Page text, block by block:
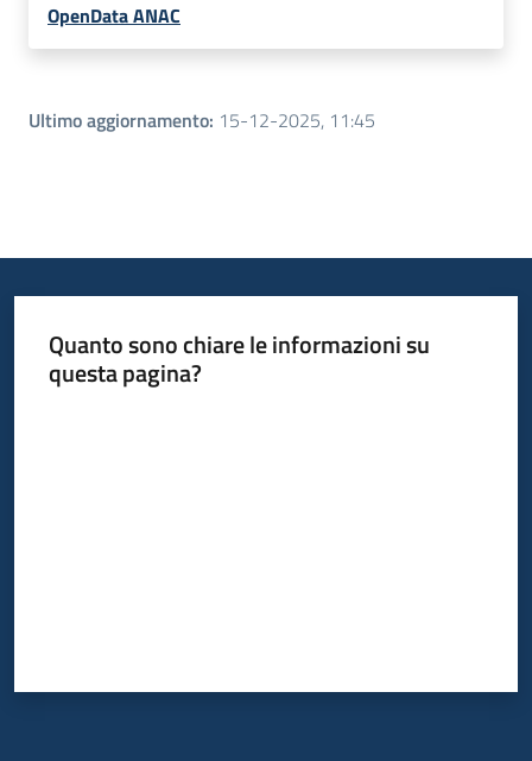
OpenData ANAC
Ultimo aggiornamento: 15-12-2025, 11:45
Quanto sono chiare le informazioni su
questa pagina?